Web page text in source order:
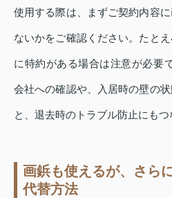
使用する際は、まずご契約内容
ないかをご確認ください。たと
に特約がある場合は注意が必要
会社への確認や、入居時の壁の
と、退去時のトラブル防止にもつ
画鋲も使えるが、さら
代替方法